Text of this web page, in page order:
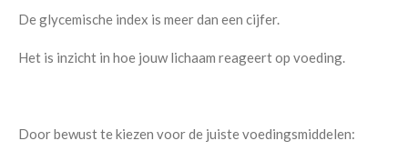
De glycemische index is meer dan een cijfer.
Het is inzicht in hoe jouw lichaam reageert op voeding.
Door bewust te kiezen voor de juiste voedingsmiddelen: